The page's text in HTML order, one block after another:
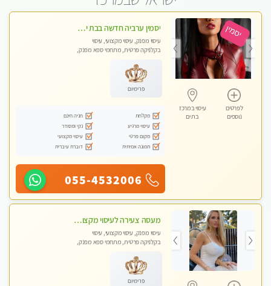
לפרטים
נוספים
עיסוי במרכז
בת ים
יסמין ערביה חדשה בבת ים חדש חדש .כל סוגי העיסויים במקום הכי מושלם בעיר בת ים . highly recommended..new in the city
עיסוי מפנק, עיסוי מקצועי, עיסוי
בקלניקה פרטית, מתחמי ספא מפנק,
טנטרה
פרימיום
מקלחת
חניה חינם
עיסוי מרגיע
נקי ומסודר
מקום פרטי
עיסוי מקצועי
תמונה אמיתית
דוברת עיברית
055-4532006
מעסה צעירה לעיסוי מקצועי בבת-ים ללא מין !!
עיסוי מפנק, עיסוי מקצועי, עיסוי
בקלניקה פרטית, מתחמי ספא מפנק,
טנטרה
פרימיום